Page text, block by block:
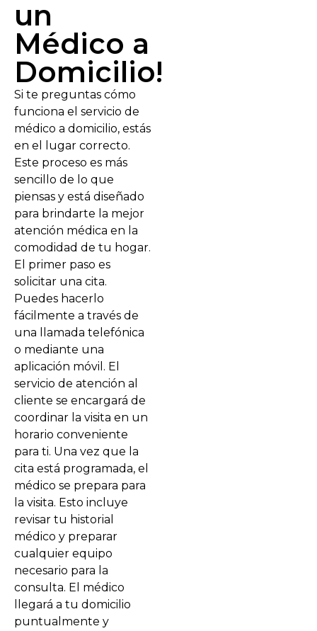
un
Médico a
Domicilio!
Si te preguntas cómo
funciona el servicio de
médico a domicilio, estás
en el lugar correcto.
Este proceso es más
sencillo de lo que
piensas y está diseñado
para brindarte la mejor
atención médica en la
comodidad de tu hogar.
El primer paso es
solicitar una cita.
Puedes hacerlo
fácilmente a través de
una llamada telefónica
o mediante una
aplicación móvil. El
servicio de atención al
cliente se encargará de
coordinar la visita en un
horario conveniente
para ti. Una vez que la
cita está programada, el
médico se prepara para
la visita. Esto incluye
revisar tu historial
médico y preparar
cualquier equipo
necesario para la
consulta. El médico
llegará a tu domicilio
puntualmente y